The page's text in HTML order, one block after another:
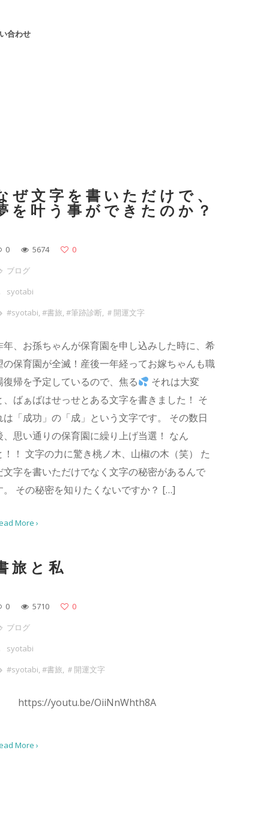
合わせ
ぜ文字を書いただけで、
を叶う事ができたのか？
0 5674
0
ブログ
syotabi
#syotabi,#書旅,#筆跡診断, ＃開運文字
年、お孫ちゃんが保育園を申し込みした時に、希
の保育園が全滅！産後一年経ってお嫁ちゃんも職
復帰を予定しているので、焦る
それは大変
、ばぁばはせっせとある文字を書きました！ そ
は「成功」の「成」という文字です。 その数日
、思い通りの保育園に繰り上げ当選！ なん
！！ 文字の力に驚き桃ノ木、山椒の木（笑） た
文字を書いただけでなく文字の秘密があるんで
。 その秘密を知りたくないですか？ […]
More ›
旅と私
0 5710
0
ブログ
syotabi
#syotabi,#書旅, ＃開運文字
https://youtu.be/OiiNnWhth8A
More ›